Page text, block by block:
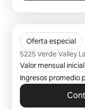
Oferta especial
VV&M
5225 Verde Valley
Valor mensual inicial
Ingresos promedio